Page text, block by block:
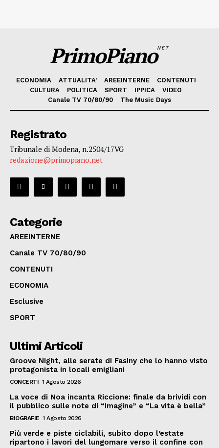
PrimoPianoNET
ECONOMIA ATTUALITA’ AREEINTERNE
CONTENUTI
CULTURA
POLITICA SPORT IPPICA
VIDEO
Canale TV 70/80/90
The Music Days
Registrato
Tribunale di Modena, n.2504/17VG
redazione@primopiano.net
Categorie
AREEINTERNE
Canale TV 70/80/90
CONTENUTI
ECONOMIA
Esclusive
SPORT
Ultimi Articoli
Groove Night, alle serate di Fasiny che lo hanno visto
protagonista in locali emigliani
CONCERTI 1 Agosto 2026
La voce di Noa incanta Riccione: finale da brividi con
il pubblico sulle note di “Imagine” e “La vita è bella”
BIOGRAFIE 1 Agosto 2026
Più verde e piste ciclabili, subito dopo l’estate
ripartono i lavori del lungomare verso il confine con